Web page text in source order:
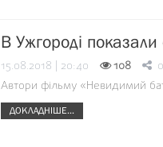
В Ужгороді показали
15.08.2018 | 20:40 108 0
Автори фільму «Невидимий
ДОКЛАДНІШЕ...